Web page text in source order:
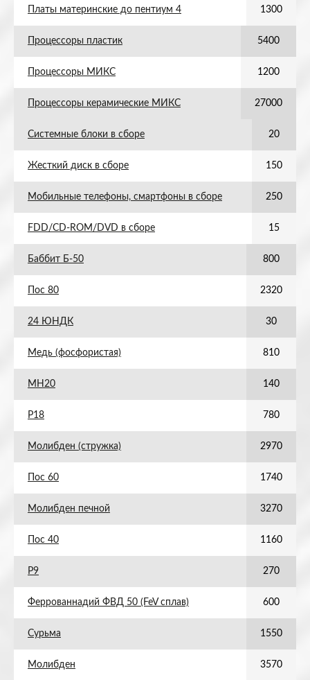
Платы материнские до пентиум 4 1300
Процессоры пластик 5400
Процессоры МИКС 1200
Процессоры керамические МИКС 27000
Системные блоки в сборе 20
Жесткий диск в сборе 150
Мобильные телефоны, смартфоны в сборе 250
FDD/CD-ROM/DVD в сборе 15
Баббит Б-50 800
Пос 80 2320
24 ЮНДК 30
Медь (фосфористая) 810
МН20 140
Р18 780
Молибден (стружка) 2970
Пос 60 1740
Молибден печной 3270
Пос 40 1160
Р9 270
Феррованнадий ФВД 50 (FeV сплав) 600
Сурьма 1550
Молибден 3570